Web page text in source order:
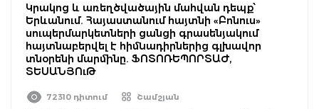
Կրակոց և առեղծվածային մահվան դեպք՝
Երևանում. Հայաստանում հայտնի «Բոնուս»
սուպերմարկետների ցանցի գրասենյակում
հայտնաբերվել է հիմնադիրներից գլխավոր
տնօրենի մարմինը. ՖՈՏՈՌԵՊՈՐՏԱԺ,
ՏԵՍԱՆՅՈւԹ
72310 դիտում Շամշյան